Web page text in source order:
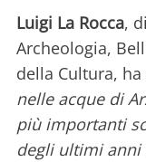
Luigi La Rocca,
Archeologia,
della Cultura,
nelle acque di
più importanti
degli ultimi anni